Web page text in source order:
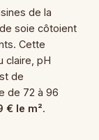
de la
soie côtoient
Cette
claire, pH
de
de 72 à 96
€ le m².